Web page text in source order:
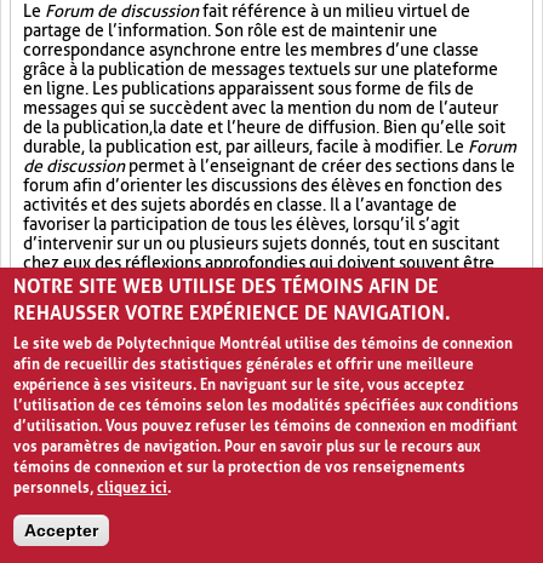
Le Forum de discussionfait référence à un milieu virtuel de
partage de l’information. Son rôle est de maintenir une
correspondance asynchrone entre les membres d’une classe
grâce à la publication de messages textuels sur une plateforme
en ligne. Les publications apparaissent sous forme de fils de
messages qui se succèdent avec la mention du nom de l’auteur
de la publication, la date et l’heure de diffusion. Bien qu’elle soit
durable, la publication est, par ailleurs, facile à modifier. Le Forum
de discussionpermet à l’enseignant de créer des sections dans le
forum afin d’orienter les discussions des élèves en fonction des
activités et des sujets abordés en classe. Il a l’avantage de
favoriser la participation de tous les élèves, lorsqu’il s’agit
d’intervenir sur un ou plusieurs sujets donnés, tout en suscitant
chez eux des réflexions approfondies qui doivent souvent être
appuyées de preuves.
Participation active (6) Partage (13)
Outil électronique (4)
PAGES
« ‹ 1 2 3 4 › »
NOTRE SITE WEB UTILISE DES TÉMOINS AFIN DE
REHAUSSER VOTRE EXPÉRIENCE DE NAVIGATION.
Le site web de Polytechnique Montréal utilise des témoins de connexion
afin de recueillir des statistiques générales et offrir une meilleure
expérience à ses visiteurs. En naviguant sur le site, vous acceptez
l’utilisation de ces témoins selon les modalités spécifiées aux conditions
d’utilisation. Vous pouvez refuser les témoins de connexion en modifiant
vos paramètres de navigation. Pour en savoir plus sur le recours aux
témoins de connexion et sur la protection de vos renseignements
personnels,cliquez ici.
Accepter